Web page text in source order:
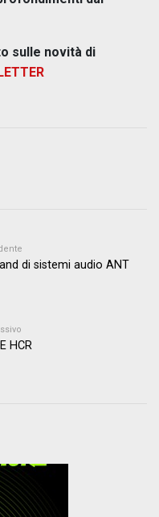
sulle novità di
di sistemi audio ANT
HCR